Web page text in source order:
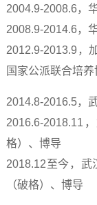
2004.9-2008.6，
2008.9-2014.6，
2012.9-2013.9，
国家公派联合培养
2014.8-2016.5，
2016.6-2018.11
格）、博导
2018.12至今，
（破格）、博导